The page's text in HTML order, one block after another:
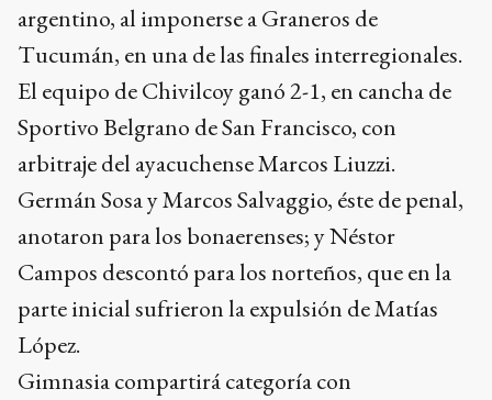
argentino, al imponerse a Graneros de
Tucumán, en una de las finales interregionales.
El equipo de Chivilcoy ganó 2-1, en cancha de
Sportivo Belgrano de San Francisco, con
arbitraje del ayacuchense Marcos Liuzzi.
Germán Sosa y Marcos Salvaggio, éste de penal,
anotaron para los bonaerenses; y Néstor
Campos descontó para los norteños, que en la
parte inicial sufrieron la expulsión de Matías
López.
Gimnasia compartirá categoría con